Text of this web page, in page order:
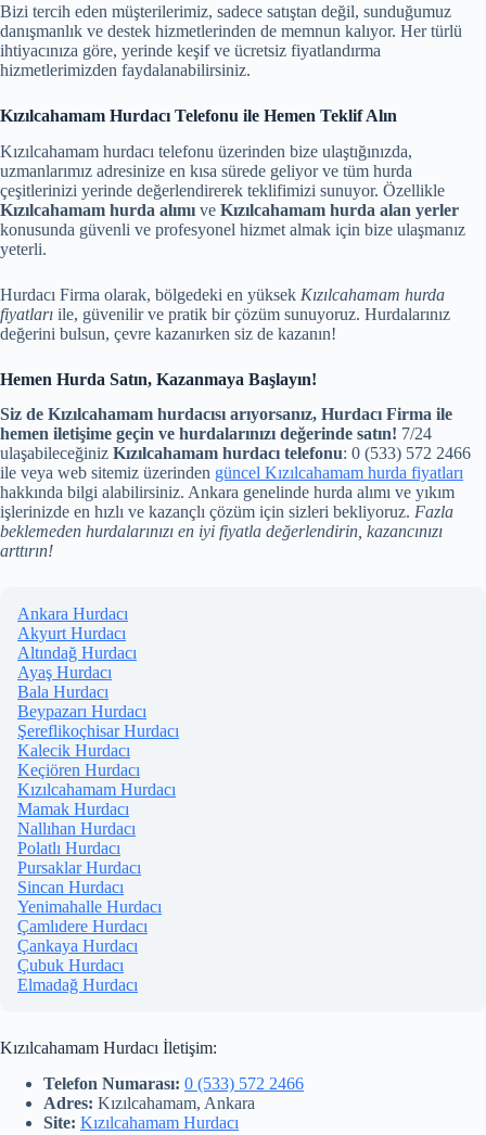
Bizi tercih eden müşterilerimiz, sadece satıştan değil, sunduğumuz
danışmanlık ve destek hizmetlerinden de memnun kalıyor. Her türlü
ihtiyacınıza göre, yerinde keşif ve ücretsiz fiyatlandırma
hizmetlerimizden faydalanabilirsiniz.
Kızılcahamam Hurdacı Telefonu ile Hemen Teklif Alın
Kızılcahamam hurdacı telefonu üzerinden bize ulaştığınızda,
uzmanlarımız adresinize en kısa sürede geliyor ve tüm hurda
çeşitlerinizi yerinde değerlendirerek teklifimizi sunuyor. Özellikle
Kızılcahamam hurda alımı ve Kızılcahamam hurda alan yerler
konusunda güvenli ve profesyonel hizmet almak için bize ulaşmanız
yeterli.
Hurdacı Firma olarak, bölgedeki en yüksek Kızılcahamam hurda
fiyatları ile, güvenilir ve pratik bir çözüm sunuyoruz. Hurdalarınız
değerini bulsun, çevre kazanırken siz de kazanın!
Hemen Hurda Satın, Kazanmaya Başlayın!
Siz de Kızılcahamam hurdacısı arıyorsanız, Hurdacı Firma ile
hemen iletişime geçin ve hurdalarınızı değerinde satın! 7/24
ulaşabileceğiniz Kızılcahamam hurdacı telefonu: 0 (533) 572 2466
ile veya web sitemiz üzerinden güncel Kızılcahamam hurda fiyatları
hakkında bilgi alabilirsiniz. Ankara genelinde hurda alımı ve yıkım
işlerinizde en hızlı ve kazançlı çözüm için sizleri bekliyoruz. Fazla
beklemeden hurdalarınızı en iyi fiyatla değerlendirin, kazancınızı
arttırın!
Ankara Hurdacı
Akyurt Hurdacı
Altındağ Hurdacı
Ayaş Hurdacı
Bala Hurdacı
Beypazarı Hurdacı
Şereflikoçhisar Hurdacı
Kalecik Hurdacı
Keçiören Hurdacı
Kızılcahamam Hurdacı
Mamak Hurdacı
Nallıhan Hurdacı
Polatlı Hurdacı
Pursaklar Hurdacı
Sincan Hurdacı
Yenimahalle Hurdacı
Çamlıdere Hurdacı
Çankaya Hurdacı
Çubuk Hurdacı
Elmadağ Hurdacı
Kızılcahamam Hurdacı İletişim:
Telefon Numarası: 0 (533) 572 2466
Adres: Kızılcahamam, Ankara
Site: Kızılcahamam Hurdacı